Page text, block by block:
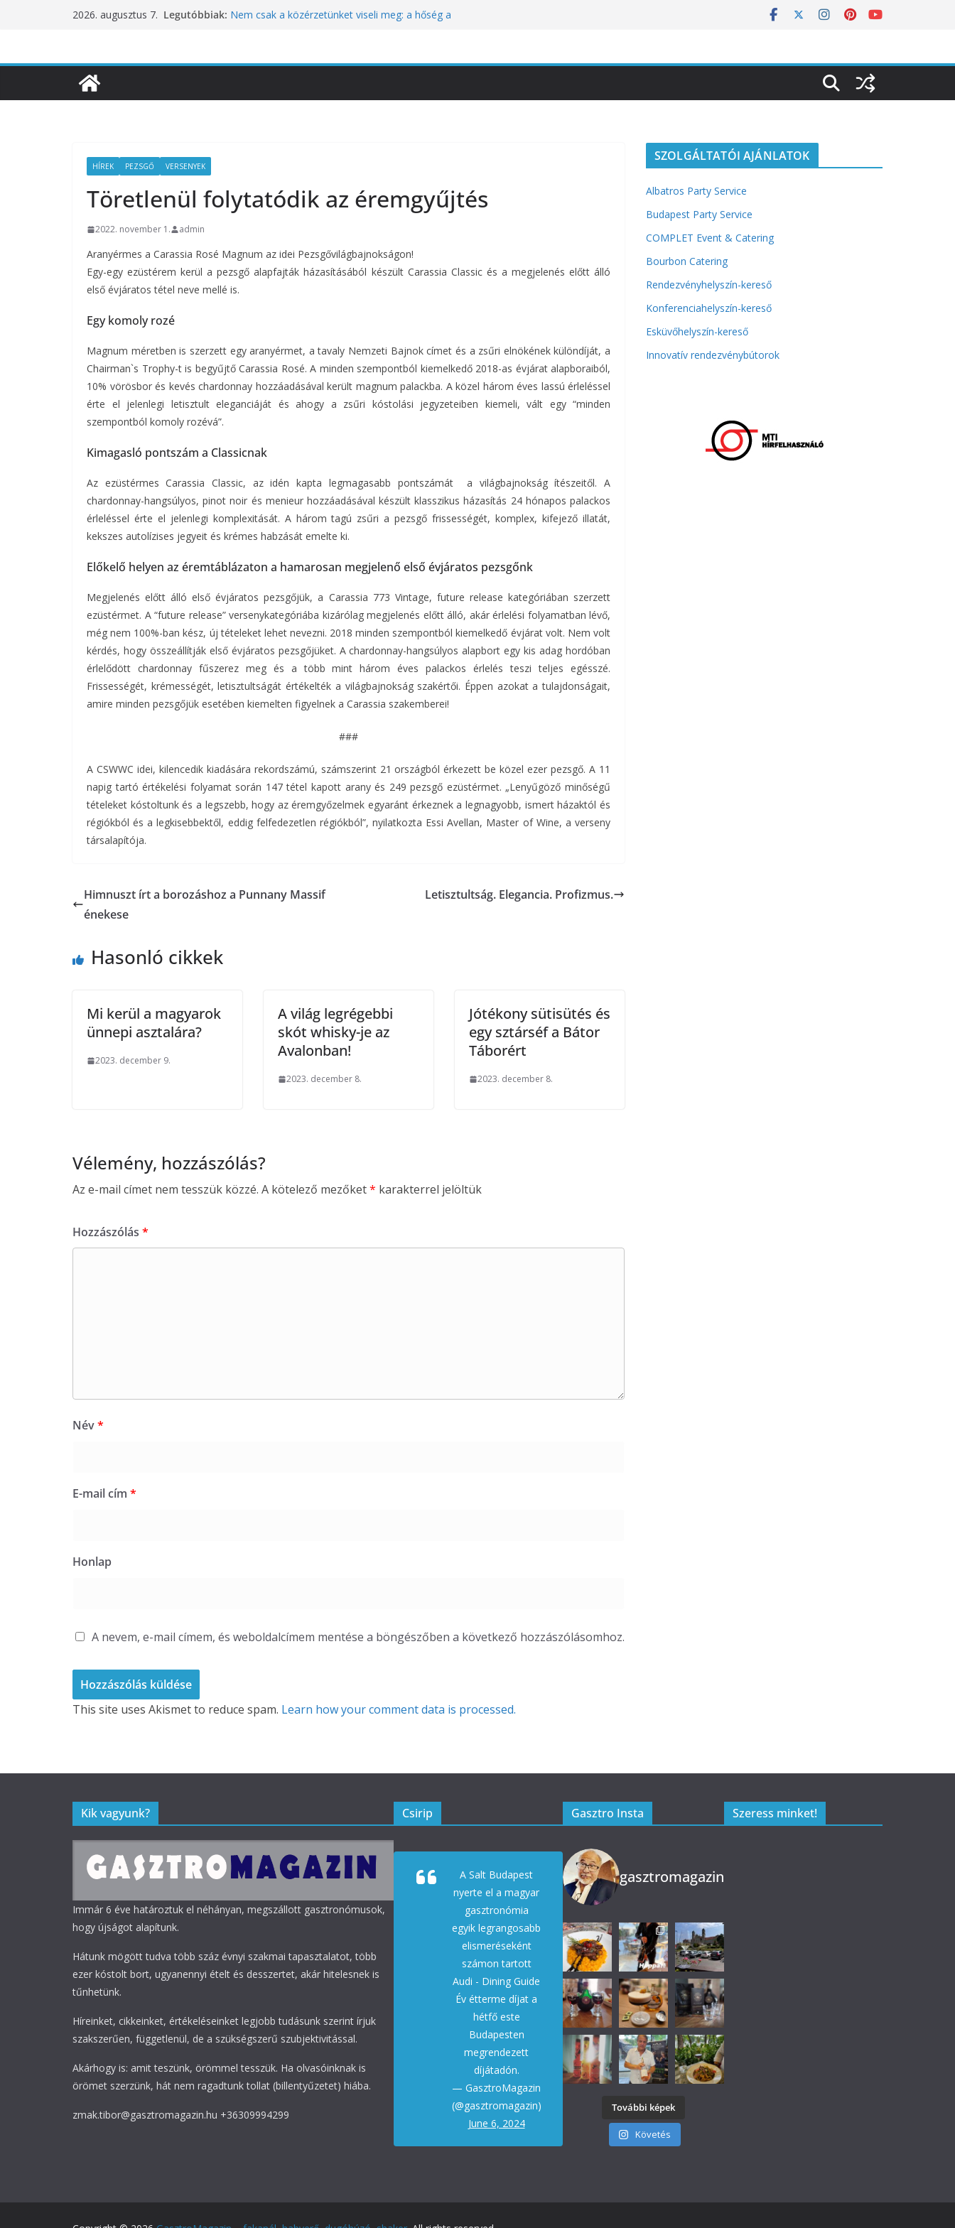
2026. augusztus 7. Legutóbbiak: Nem csak a közérzetünket viseli meg: a hőség a
Déli Part Gasztronómiai Sajtóesemény
HÍREK PEZSGŐ VERSENYEK
Töretlenül folytatódik az éremgyűjtés
2022. november 1. admin
Aranyérmes a Carassia Rosé Magnum az idei Pezsgővilágbajnokságon!
Egy-egy ezüstérem kerül a pezsgő alapfajták házasításából készült Carassia Classic és a megjelenés előtt álló
első évjáratos tétel neve mellé is.
Egy komoly rozé
Magnum méretben is szerzett egy aranyérmet, a tavaly Nemzeti Bajnok címet és a zsűri elnökének különdíját, a
Chairman`s Trophy-t is begyűjtő Carassia Rosé. A minden szempontból kiemelkedő 2018-as évjárat alapboraiból,
10% vörösbor és kevés chardonnay hozzáadásával került magnum palackba. A közel három éves lassú érleléssel
érte el jelenlegi letisztult eleganciáját és ahogy a zsűri kóstolási jegyzeteiben kiemeli, vált egy “minden
szempontból komoly rozévá”.
Kimagasló pontszám a Classicnak
Az ezüstérmes Carassia Classic, az idén kapta legmagasabb pontszámát a világbajnokság ítészeitől. A
chardonnay-hangsúlyos, pinot noir és menieur hozzáadásával készült klasszikus házasítás 24 hónapos palackos
érleléssel érte el jelenlegi komplexitását. A három tagú zsűri a pezsgő frissességét, komplex, kifejező illatát,
kekszes autolízises jegyeit és krémes habzását emelte ki.
Előkelő helyen az éremtáblázaton a hamarosan megjelenő első évjáratos pezsgőnk
Megjelenés előtt álló első évjáratos pezsgőjük, a Carassia 773 Vintage, future release kategóriában szerzett
ezüstérmet. A “future release” versenykategóriába kizárólag megjelenés előtt álló, akár érlelési folyamatban lévő,
még nem 100%-ban kész, új tételeket lehet nevezni. 2018 minden szempontból kiemelkedő évjárat volt. Nem volt
kérdés, hogy összeállítják első évjáratos pezsgőjüket. A chardonnay-hangsúlyos alapbort egy kis adag hordóban
érlelődött chardonnay fűszerez meg és a több mint három éves palackos érlelés teszi teljes egésszé.
Frissességét, krémességét, letisztultságát értékelték a világbajnokság szakértői. Éppen azokat a tulajdonságait,
amire minden pezsgőjük esetében kiemelten figyelnek a Carassia szakemberei!
###
A CSWWC idei, kilencedik kiadására rekordszámú, számszerint 21 országból érkezett be közel ezer pezsgő. A 11
napig tartó értékelési folyamat során 147 tétel kapott arany és 249 pezsgő ezüstérmet. „Lenyűgöző minőségű
tételeket kóstoltunk és a legszebb, hogy az éremgyőzelmek egyaránt érkeznek a legnagyobb, ismert házaktól és
régiókból és a legkisebbektől, eddig felfedezetlen régiókból”, nyilatkozta Essi Avellan, Master of Wine, a verseny
társalapítója.
Himnuszt írt a borozáshoz a Punnany Massif
énekese
Letisztultság. Elegancia. Profizmus.
Hasonló cikkek
Mi kerül a magyarok
ünnepi asztalára?
2023. december 9.
A világ legrégebbi
skót whisky-je az
Avalonban!
2023. december 8.
Jótékony sütisütés és
egy sztárséf a Bátor
Táborért
2023. december 8.
Vélemény, hozzászólás?
Az e-mail címet nem tesszük közzé. A kötelező mezőket* karakterrel jelöltük
Hozzászólás *
Név*
E-mail cím *
Honlap
A nevem, e-mail címem, és weboldalcímem mentése a böngészőben a következő hozzászólásomhoz.
This site uses Akismet to reduce spam. Learn how your comment data is processed.
SZOLGÁLTATÓI AJÁNLATOK
Albatros Party Service
Budapest Party Service
COMPLET Event & Catering
Bourbon Catering
Rendezvényhelyszín-kereső
Konferenciahelyszín-kereső
Esküvőhelyszín-kereső
Innovatív rendezvénybútorok
Kik vagyunk?
Immár 6 éve határoztuk el néhányan, megszállott gasztronómusok,
hogy újságot alapítunk.
Hátunk mögött tudva több száz évnyi szakmai tapasztalatot, több
ezer kóstolt bort, ugyanennyi ételt és desszertet, akár hitelesnek is
tűnhetünk.
Híreinket, cikkeinket, értékeléseinket legjobb tudásunk szerint írjuk
szakszerűen, függetlenül, de a szükségszerű szubjektivitással.
Akárhogy is: amit teszünk, örömmel tesszük. Ha olvasóinknak is
örömet szerzünk, hát nem ragadtunk tollat (billentyűzetet) hiába.
zmak.tibor@gasztromagazin.hu +36309994299
Csirip
A Salt Budapest
nyerte el a magyar
gasztronómia
egyik legrangosabb
elismeréseként
számon tartott
Audi - Dining Guide
Év étterme díjat a
hétfő este
Budapesten
megrendezett
díjátadón.
— GasztroMagazin
(@gasztromagazin)
June 6, 2024
Gasztro Insta
gasztromagazin
További képek
Követés
Szeress minket!